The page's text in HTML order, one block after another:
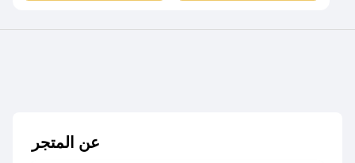
عن المتجر